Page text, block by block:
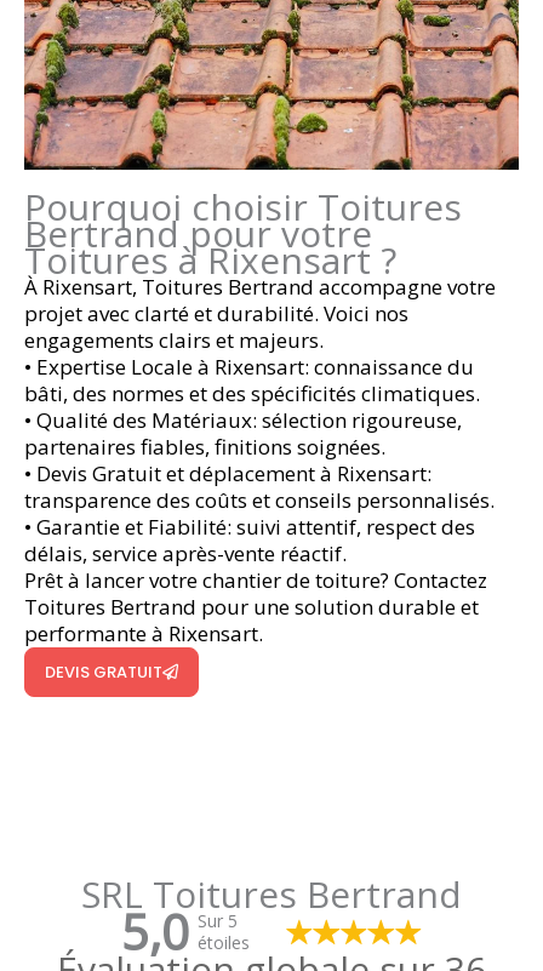
Pourquoi choisir Toitures
Bertrand pour votre
Toitures à Rixensart ?
À Rixensart, Toitures Bertrand accompagne votre
projet avec clarté et durabilité. Voici nos
engagements clairs et majeurs.
• Expertise Locale à Rixensart: connaissance du
bâti, des normes et des spécificités climatiques.
• Qualité des Matériaux: sélection rigoureuse,
partenaires fiables, finitions soignées.
• Devis Gratuit et déplacement à Rixensart:
transparence des coûts et conseils personnalisés.
• Garantie et Fiabilité: suivi attentif, respect des
délais, service après-vente réactif.
Prêt à lancer votre chantier de toiture? Contactez
Toitures Bertrand pour une solution durable et
performante à Rixensart.
DEVIS GRATUIT
SRL Toitures Bertrand
5,0 Sur 5
étoiles